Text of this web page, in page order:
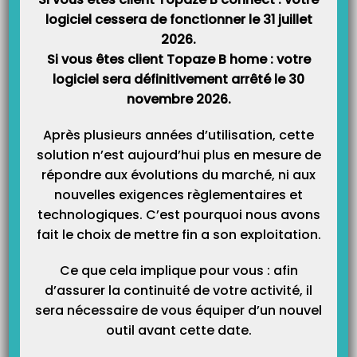
Catégorieslogiciel cessera de fonctionner le 31 juillet
2026.
Si vous êtes client Topaze B home : votre
logiciel sera définitivement arrêté le 30
novembre 2026.
Après plusieurs années d’utilisation, cette
solution n’est aujourd’hui plus en mesure de
répondre aux évolutions du marché, ni aux
nouvelles exigences règlementaires et
technologiques. C’est pourquoi nous avons
fait le choix de mettre fin a son exploitation.
Ce que cela implique pour vous : afin
d’assurer la continuité de votre activité, il
sera nécessaire de vous équiper d’un nouvel
outil avant cette date.